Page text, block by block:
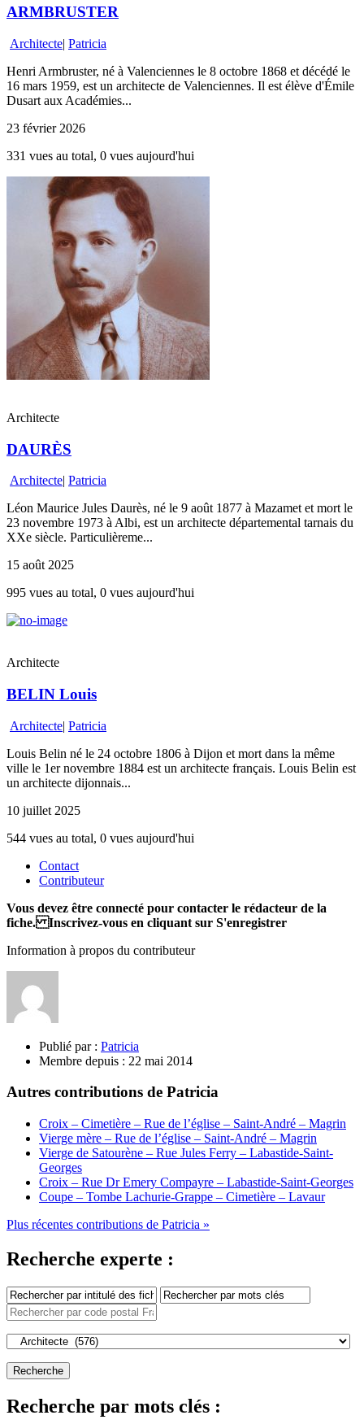
ARMBRUSTER
Architecte| Patricia
Henri Armbruster, né à Valenciennes le 8 octobre 1868 et décédé le
16 mars 1959, est un architecte de Valenciennes. Il est élève d'Émile
Dusart aux Académies...
23 février 2026
331 vues au total, 0 vues aujourd'hui
Architecte
DAURÈS
Architecte| Patricia
Léon Maurice Jules Daurès, né le 9 août 1877 à Mazamet et mort le
23 novembre 1973 à Albi, est un architecte départemental tarnais du
XXe siècle. Particulièreme...
15 août 2025
995 vues au total, 0 vues aujourd'hui
Architecte
BELIN Louis
Architecte| Patricia
Louis Belin né le 24 octobre 1806 à Dijon et mort dans la même
ville le 1er novembre 1884 est un architecte français. Louis Belin est
un architecte dijonnais...
10 juillet 2025
544 vues au total, 0 vues aujourd'hui
Contact
Contributeur
Vous devez être connecté pour contacter le rédacteur de la
fiche. Inscrivez-vous en cliquant sur S'enregistrer
Information à propos du contributeur
Publié par : Patricia
Membre depuis : 22 mai 2014
Autres contributions de Patricia
Croix – Cimetière – Rue de l’église – Saint-André – Magrin
Vierge mère – Rue de l’église – Saint-André – Magrin
Vierge de Satourène – Rue Jules Ferry – Labastide-Saint-
Georges
Croix – Rue Dr Emery Compayre – Labastide-Saint-Georges
Coupe – Tombe Lachurie-Grappe – Cimetière – Lavaur
Plus récentes contributions de Patricia »
Recherche experte :
Recherche par mots clés :